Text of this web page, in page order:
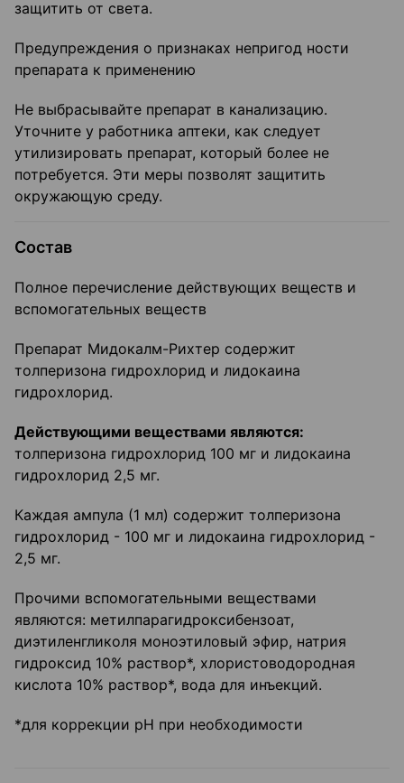
защитить от света.
Предупреждения о признаках непригод ности
препарата к применению
Не выбрасывайте препарат в канализацию.
Уточните у работника аптеки, как следует
утилизировать препарат, который более не
потребуется. Эти меры позволят защитить
окружающую среду.
Состав
Полное перечисление действующих веществ и
вспомогательных веществ
Препарат Мидокалм-Рихтер содержит
толперизона гидрохлорид и лидокаина
гидрохлорид.
Действующими веществами являются:
толперизона гидрохлорид 100 мг и лидокаина
гидрохлорид 2,5 мг.
Каждая ампула (1 мл) содержит толперизона
гидрохлорид - 100 мг и лидокаина гидрохлорид -
2,5 мг.
Прочими вспомогательными веществами
являются: метилпарагидроксибензоат,
диэтиленгликоля моноэтиловый эфир, натрия
гидроксид 10% раствор*, хлористоводородная
кислота 10% раствор*, вода для инъекций.
*для коррекции pH при необходимости